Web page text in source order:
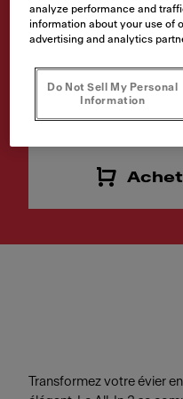
ALL-IN SET 3
TVA incluse
Transformez votre évier
analyze performance and
information about your use of
advertising and analytics
Do Not Sell My Personal
Information